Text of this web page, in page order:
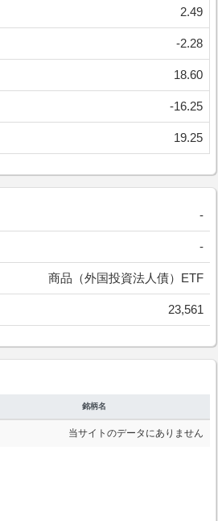
2.49
-2.28
18.60
-16.25
19.25
-
-
商品（外国投資法人債）ETF
23,561
銘柄名
当サイトのデータにありません